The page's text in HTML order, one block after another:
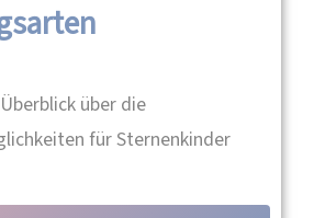
über die
für Sternenkinder